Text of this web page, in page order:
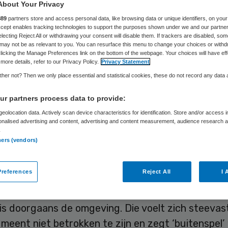
Bart Visser7 februari 2019,11:58 38 keer gelezen
ligt onder een vergrootglas.
hoe relatief beperkt of logisch ook, leiden
publieke verontwaardiging en verzet.
dokters en verzekeraars lijken daar
gezien zullen de plannen van bestuurders en
doorgaans de omgeving. Die voelt zich
niet betrokken te zijn en zegt ‘buitenspel’
Your Privacy
partners store and access personal data, like browsing data or unique identifiers, on your
enables tracking technologies to support the purposes shown under we and our
Reject All or withdrawing your consent will disable them. If trackers are disabled,
not be as relevant to you. You can resurface this menu to change your choices or
the Manage Preferences link on the bottom of the webpage. Your choices will have
details, refer to our Privacy Policy. Privacy Statement
not? Then we only place essential and statistical cookies, these do not record any data
partners process data to provide:
data. Actively scan device characteristics for identification. Store and/or access
advertising and content, advertising and content measurement, audience research
(vendors)
Reject All I